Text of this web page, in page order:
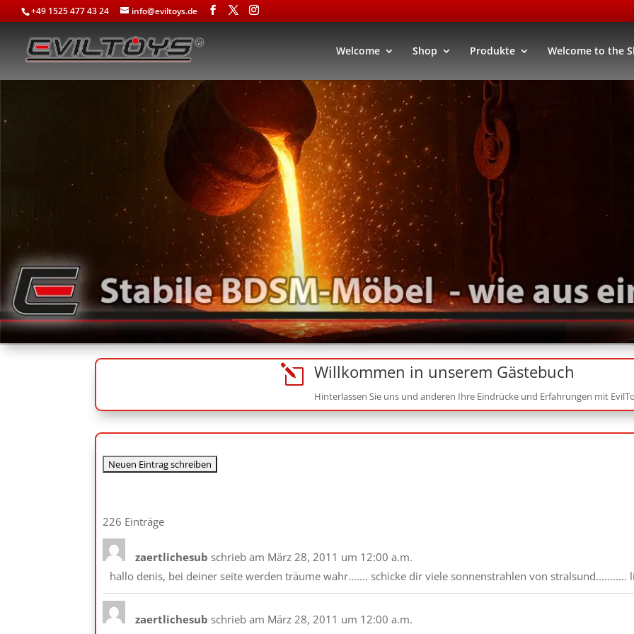
+49 1525 477 43 24 info@eviltoys.de
Welcome Shop Produkte Welcome to the
l Willkommen in unserem Gästebuch
Hinterlassen Sie uns und anderen Ihre Eindrücke und Erfahrungen mit
226 Einträge
zaertlichesub schrieb am März 28, 2011 um 12:00 a.m.
hallo denis, bei deiner seite werden träume wahr....... schicke dir viele sonnenstrahlen von stralsund...........
zaertlichesub schrieb am März 28, 2011 um 12:00 a.m.